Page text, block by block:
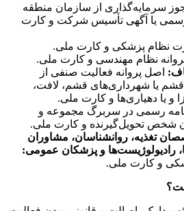
سرمایه‌گذاری از سازمان منطقه
رسمی یا آگهی تأسیس شرکت و کارت
نظام پزشکی و کارت ملی.
نظام مهندسی و کارت ملی.
اصل پروانه فعالیت صنفی از
قشم یا شهرداری‌های قشم، لافت،
و یا دهیاری‌ها و کارت ملی.
رسمی در سربرگ مجموعه و
شخص تحویل‌گیرنده و کارت ملی.
تغذیه، روانشناسان، مشاوران
رادیولوژیست‌ها و پزشکان عمومی:
و کارت ملی.